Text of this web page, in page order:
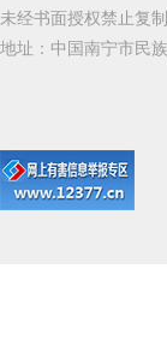
未经书面授权禁止复
地址：中国南宁市民